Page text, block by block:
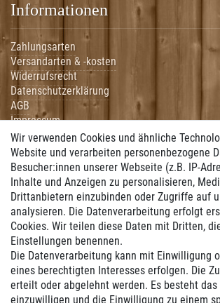
Wir verwenden Cookies und ähnliche
Website und verarbeiten personenbezogene
Besucher:innen unserer Webseite (z.B. IP-
Inhalte und Anzeigen zu personalisieren,
Drittanbietern einzubinden oder Zugriffe auf
analysieren. Die Datenverarbeitung erfolgt
Cookies. Wir teilen diese Daten mit Dritten,
Einstellungen benennen.
Die Datenverarbeitung kann mit Einwilligung
eines berechtigten Interesses erfolgen. Die
erteilt oder abgelehnt werden. Es besteht das
einzuwilligen und die Einwilligung zu einem
Informationen
Zahlungsarten
Versandarten & -kosten
Widerrufsrecht
Datenschutzerklärung
AGB
Impressum
Hilfe
Vertrag widerrufen
Zahlung
Wir bieten Ihnen folgende
Versand